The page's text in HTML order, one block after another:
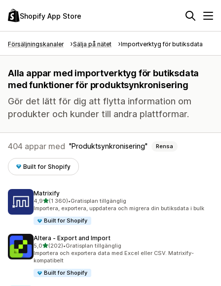
Shopify App Store
Försäljningskanaler Sälja på nätet Importverktyg för butiksdata
Alla appar med importverktyg för butiksdata
med funktioner för produktsynkronisering
Gör det lätt för dig att flytta information om
produkter och kunder till andra plattformar.
404 appar med Produktsynkronisering Rensa
Built for Shopify
Matrixify
4,9av 5 stjärnor
(1 360)
1360 recensioner totalt
•Gratisplan tillgänglig
Importera, exportera, uppdatera och migrera din butiksdata i bulk
Built for Shopify
Altera ‑ Export and Import
5,0av 5 stjärnor
(202)
202 recensioner totalt
•Gratisplan tillgänglig
Importera och exportera data med Excel eller CSV. Matrixify-
kompatibelt
Built for Shopify